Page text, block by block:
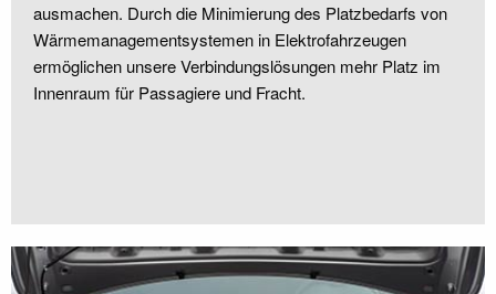
ausmachen. Durch die Minimierung des Platzbedarfs von
Wärmemanagementsystemen in Elektrofahrzeugen
ermöglichen unsere Verbindungslösungen mehr Platz im
Innenraum für Passagiere und Fracht.